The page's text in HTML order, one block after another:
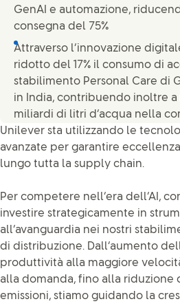
GenAI e automazione,
consegna del 75%
Attraverso l’innovazione
ridotto del 17% il consumo di
stabilimento Personal Care di
in India, contribuendo inoltre a
miliardi di litri d’acqua nella
Unilever sta utilizzando le
avanzate per garantire
lungo tutta la supply chain.
Per competere nell’era dell’AI,
investire strategicamente in
all’avanguardia nei nostri
di distribuzione. Dall’aumento
produttività alla maggiore
alla domanda, fino alla riduzione
emissioni, stiamo guidando la